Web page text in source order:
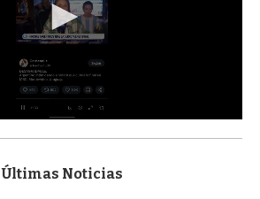
Últimas Noticias